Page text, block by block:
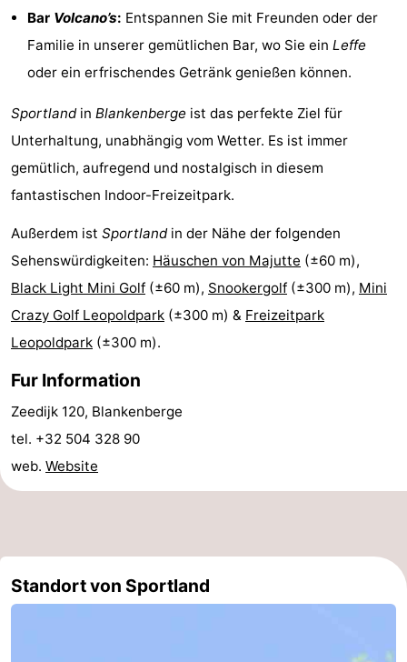
Rundfahrten
Bauernhöfe
Spielplätze
-
Indoor-
Spielplätze
Bowling
-
Minigolfplätze
Wellness-
Zentren
Dörfer
&
Natur
-
Schwimmbader
-
Radfahren
-
Surfen
Essen
Bar Volcano’s: Entspannen Sie mit Freunden oder der
Familie in unserer gemütlichen Bar, wo Sie ein Leffe
oder ein erfrischendes Getränk genießen können.
Sportlandin Blankenberge ist das perfekte Ziel für
Unterhaltung, unabhängig vom Wetter. Es ist immer
gemütlich, aufregend und nostalgisch in diesem
fantastischen Indoor-Freizeitpark.
Außerdem ist Sportlandin der Nähe der folgenden
Sehenswürdigkeiten: Häuschen von Majutte (±60 m),
Black Light Mini Golf (±60 m), Snookergolf (±300 m), Mini
Crazy Golf Leopoldpark (±300 m) & Freizeitpark
Leopoldpark (±300 m).
Fur Information
Zeedijk 120, Blankenberge
tel. +32 504 328 90
web. Website
Standort von Sportland